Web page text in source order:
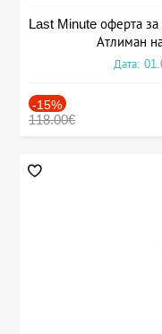
Last Minute оферта
Атлиман
Дата:
-15%
118.00€